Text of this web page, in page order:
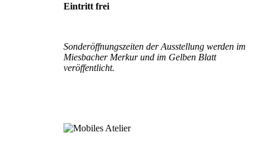
Eintritt frei
Sonderöffnungszeiten der Ausstellung werden im
Miesbacher Merkur und im Gelben Blatt
veröffentlicht.